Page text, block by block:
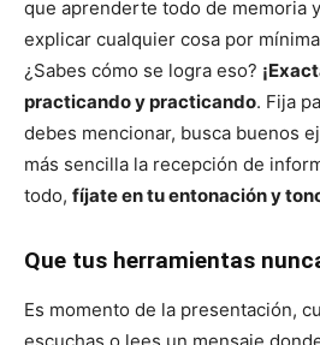
que aprenderte todo de memoria
explicar cualquier cosa por
¿Sabes cómo se logra eso?
practicando y practicando. Fija
debes mencionar, busca buenos
más sencilla la recepción de
todo, fíjate en tu entonación y
Que tus herramientas
Es momento de la presentación,